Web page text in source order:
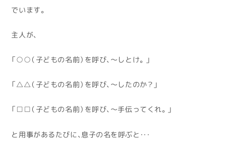
でいます。
主人が、
「○○（子どもの名前）を呼び、～しとけ。」
「△△（子どもの名前）を呼び、～したのか？」
「□□（子どもの名前）を呼び、～手伝ってくれ。」
と用事があるたびに、息子の名を呼ぶと・・・